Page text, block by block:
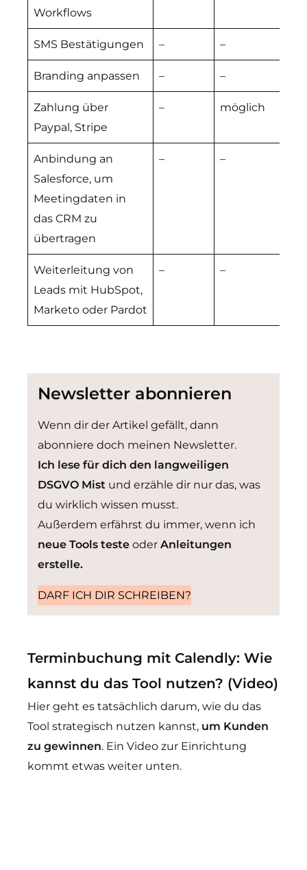
Workflows
SMS Bestätigungen – –
Branding anpassen – –
Zahlung über
Paypal, Stripe
– möglich
Anbindung an
Salesforce, um
Meetingdaten in
das CRM zu
übertragen
– –
Weiterleitung von
Leads mit HubSpot,
Marketo oder Pardot
– –
Newsletter abonnieren
Wenn dir der Artikel gefällt, dann
abonniere doch meinen Newsletter.
Ich lese für dich den langweiligen
DSGVO Mistund erzähle dir nur das, was
du wirklich wissen musst.
Außerdem erfährst du immer, wenn ich
neue Tools teste oder Anleitungen
erstelle.
DARF ICH DIR SCHREIBEN?
Terminbuchung mit Calendly: Wie
kannst du das Tool nutzen? (Video)
Hier geht es tatsächlich darum, wie du das
Tool strategisch nutzen kannst, um Kunden
zu gewinnen. Ein Video zur Einrichtung
kommt etwas weiter unten.